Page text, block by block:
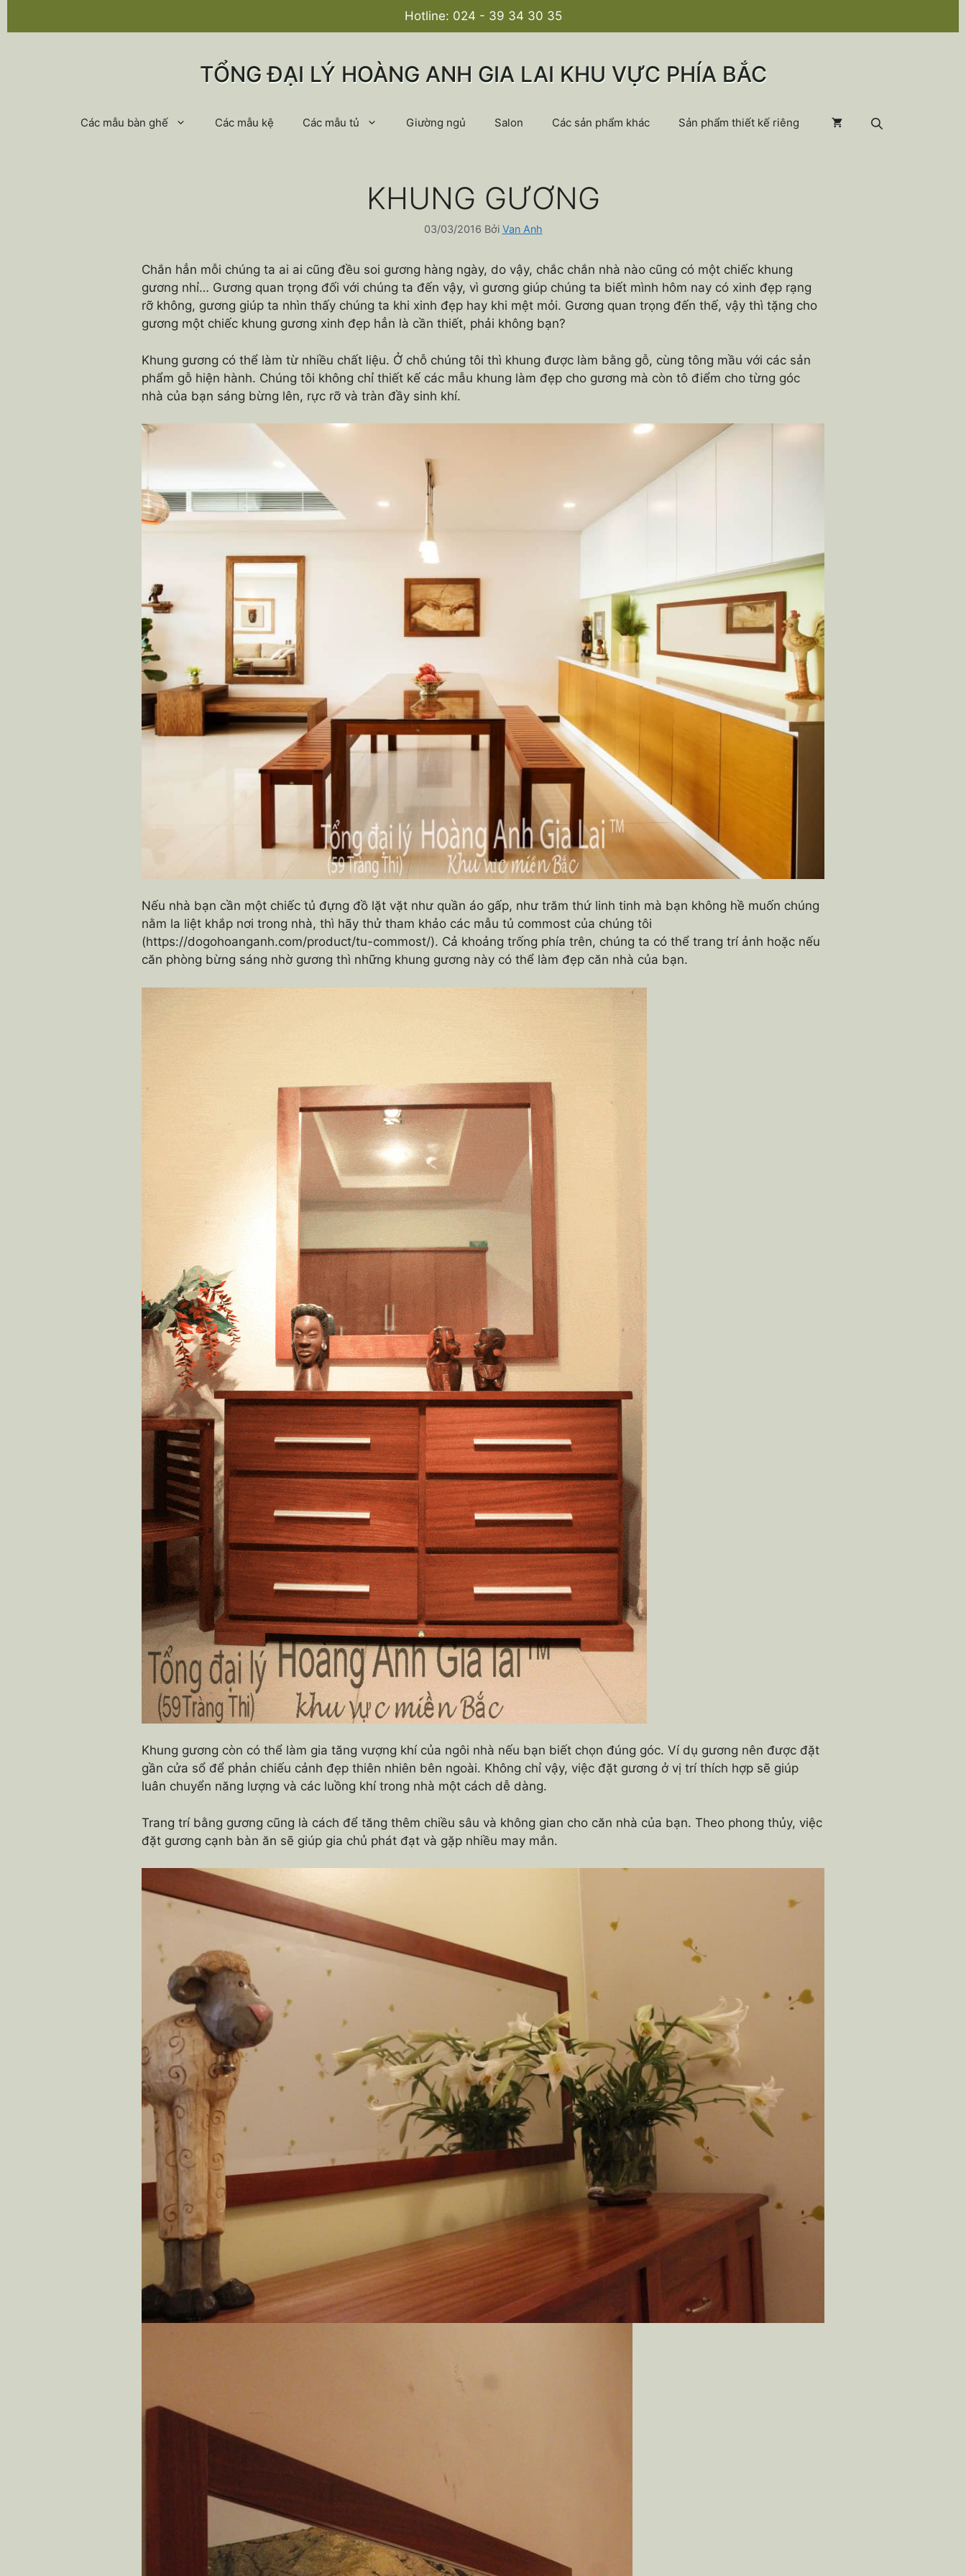
Hotline: 024 - 39 34 30 35
TỔNG ĐẠI LÝ HOÀNG ANH GIA LAI KHU VỰC PHÍA BẮC
Các mẫu bàn ghế Các mẫu kệ Các mẫu tủ Giường ngủ Salon Các sản phẩm khác Sản phẩm thiết kế riêng
KHUNG GƯƠNG
03/03/2016 Bởi Van Anh
Chắn hẳn mỗi chúng ta ai ai cũng đều soi gương hàng ngày, do vậy, chắc chắn nhà nào cũng có một chiếc khung
gương nhỉ… Gương quan trọng đối với chúng ta đến vậy, vì gương giúp chúng ta biết mình hôm nay có xinh đẹp rạng
rỡ không, gương giúp ta nhìn thấy chúng ta khi xinh đẹp hay khi mệt mỏi. Gương quan trọng đến thế, vậy thì tặng cho
gương một chiếc khung gương xinh đẹp hẳn là cần thiết, phải không bạn?
Khung gương có thể làm từ nhiều chất liệu. Ở chỗ chúng tôi thì khung được làm bằng gỗ, cùng tông mầu với các sản
phẩm gỗ hiện hành. Chúng tôi không chỉ thiết kế các mẫu khung làm đẹp cho gương mà còn tô điểm cho từng góc
nhà của bạn sáng bừng lên, rực rỡ và tràn đầy sinh khí.
Nếu nhà bạn cần một chiếc tủ đựng đồ lặt vặt như quần áo gấp, như trăm thứ linh tinh mà bạn không hề muốn chúng
nằm la liệt khắp nơi trong nhà, thì hãy thử tham khảo các mẫu tủ commost của chúng tôi
(https://dogohoanganh.com/product/tu-commost/). Cả khoảng trống phía trên, chúng ta có thể trang trí ảnh hoặc nếu
căn phòng bừng sáng nhờ gương thì những khung gương này có thể làm đẹp căn nhà của bạn.
Khung gương còn có thể làm gia tăng vượng khí của ngôi nhà nếu bạn biết chọn đúng góc. Ví dụ gương nên được đặt
gần cửa sổ để phản chiếu cảnh đẹp thiên nhiên bên ngoài. Không chỉ vậy, việc đặt gương ở vị trí thích hợp sẽ giúp
luân chuyển năng lượng và các luồng khí trong nhà một cách dễ dàng.
Trang trí bằng gương cũng là cách để tăng thêm chiều sâu và không gian cho căn nhà của bạn. Theo phong thủy, việc
đặt gương cạnh bàn ăn sẽ giúp gia chủ phát đạt và gặp nhiều may mắn.